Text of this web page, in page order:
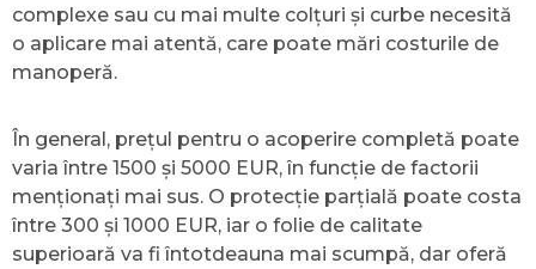
complexe sau cu mai multe colțuri și curbe necesită
o aplicare mai atentă, care poate mări costurile de
manoperă.
În general, prețul pentru o acoperire completă poate
varia între 1500 și 5000 EUR, în funcție de factorii
menționați mai sus. O protecție parțială poate costa
între 300 și 1000 EUR, iar o folie de calitate
superioară va fi întotdeauna mai scumpă, dar oferă